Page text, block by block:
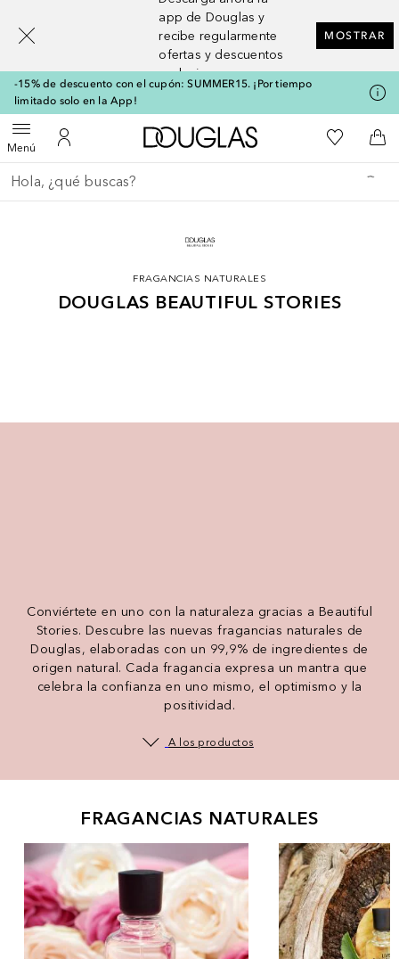
app de Douglas y
recibe regularmente
ofertas y descuentos
exclusivos
MOSTRAR
-15% de descuento con el cupón: SUMMER15. ¡Por tiempo
limitado solo en la App!
MenúAbrir menúMi cuenta
A Douglas HomeMi lista de
A
Regresar
Ejecutar búsqueda
FRAGANCIAS NATURALES
DOUGLAS BEAUTIFUL STORIES
Conviértete en uno con la naturaleza gracias a Beautiful
Stories. Descubre las nuevas fragancias naturales de
Douglas, elaboradas con un 99,9% de ingredientes de
origen natural. Cada fragancia expresa un mantra que
celebra la confianza en uno mismo, el optimismo y la
positividad.
A los productos
FRAGANCIAS NATURALES
[navigation.slideout.screenreader]